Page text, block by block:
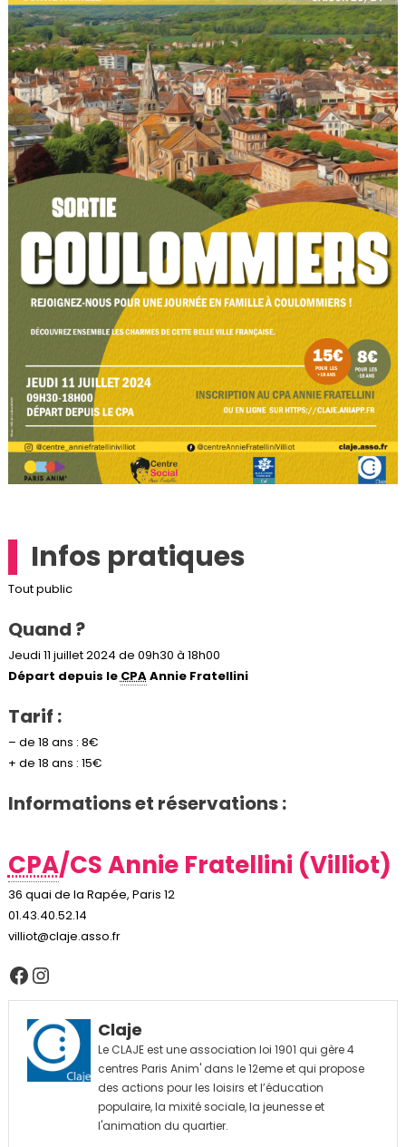
Infos pratiques
Tout public
Quand ?
Jeudi 11 juillet 2024 de 09h30 à 18h00
Départ depuis le CPAAnnie Fratellini
Tarif :
– de 18 ans : 8€
+ de 18 ans : 15€
Informations et réservations :
CPA/CS Annie Fratellini (Villiot)
36 quai de la Rapée, Paris 12
01.43.40.52.14
villiot@claje.asso.fr
Facebook
Instagram
Claje
Le CLAJE est une association loi 1901 qui gère 4
centres Paris Anim' dans le 12eme et qui propose
des actions pour les loisirs et l’éducation
populaire, la mixité sociale, la jeunesse et
l'animation du quartier.